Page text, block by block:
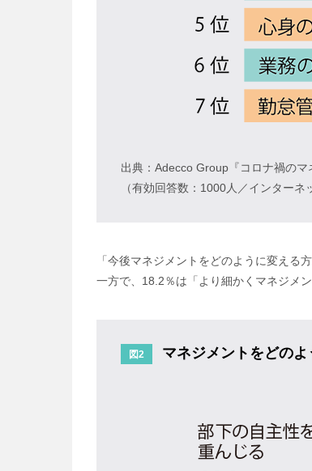
出典：Adecco Group『コロナ禍のマ
（有効回答数：1000人／インターネ
「今後マネジメントをどのように変える
一方で、18.2％は「より細かくマネジメ
図2 マネジメントをどの